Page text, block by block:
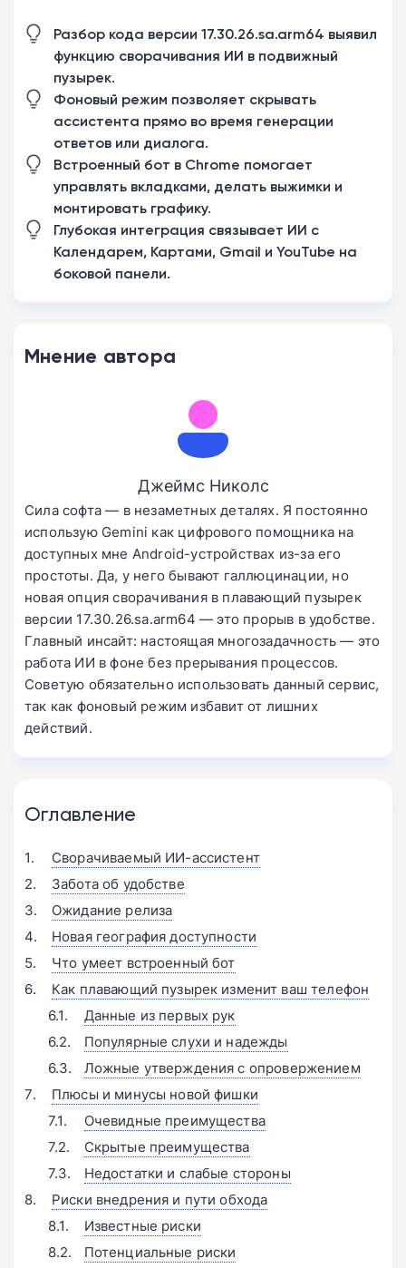
Разбор кода версии 17.30.26.sa.arm64 выявил
функцию сворачивания ИИ в подвижный
пузырек.
Фоновый режим позволяет скрывать
ассистента прямо во время генерации
ответов или диалога.
Встроенный бот в Chrome помогает
управлять вкладками, делать выжимки и
монтировать графику.
Глубокая интеграция связывает ИИ с
Календарем, Картами, Gmail и YouTube на
боковой панели.
Мнение автора
Джеймс Николс
Сила софта — в незаметных деталях. Я постоянно
использую Gemini как цифрового помощника на
доступных мне Android-устройствах из-за его
простоты. Да, у него бывают галлюцинации, но
новая опция сворачивания в плавающий пузырек
версии 17.30.26.sa.arm64 — это прорыв в удобстве.
Главный инсайт: настоящая многозадачность — это
работа ИИ в фоне без прерывания процессов.
Советую обязательно использовать данный сервис,
так как фоновый режим избавит от лишних
действий.
Оглавление
Сворачиваемый ИИ-ассистент
Забота об удобстве
Ожидание релиза
Новая география доступности
Что умеет встроенный бот
Как плавающий пузырек изменит ваш телефон
Данные из первых рук
Популярные слухи и надежды
Ложные утверждения с опровержением
Плюсы и минусы новой фишки
Очевидные преимущества
Скрытые преимущества
Недостатки и слабые стороны
Риски внедрения и пути обхода
Известные риски
Потенциальные риски